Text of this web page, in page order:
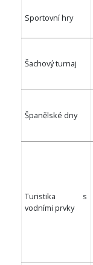
Sportovní hry
Šachový turnaj
Španělské dny
Turistika s
vodními prvky